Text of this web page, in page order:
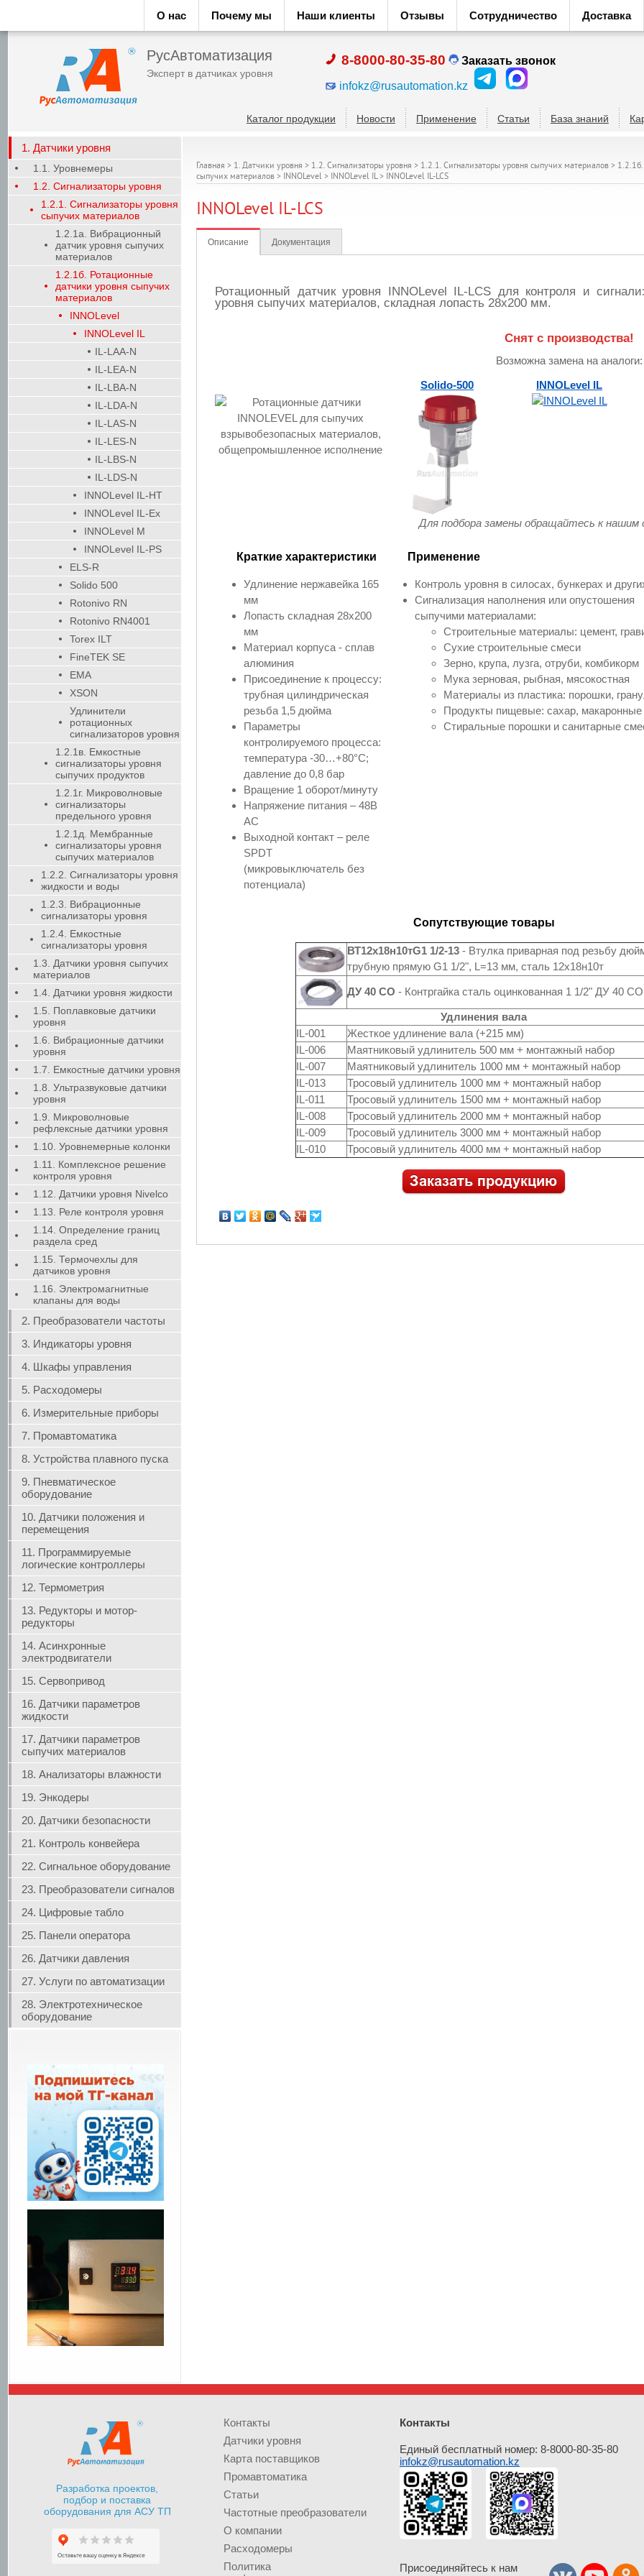
О нас Почему мы Наши клиенты Отзывы Сотрудничество Доставка
РусАвтоматизация
Эксперт в датчиках уровня
8-8000-80-35-80 Заказать звонок
infokz@rusautomation.kz
Каталог продукции Новости Применение Статьи База знаний
1. Датчики уровня
1.1. Уровнемеры
1.2. Сигнализаторы уровня
1.2.1. Сигнализаторы уровня
сыпучих материалов
1.2.1а. Вибрационный
датчик уровня сыпучих
материалов
1.2.1б. Ротационные
датчики уровня сыпучих
материалов
INNOLevel
INNOLevel IL
IL-LAA-N
IL-LEA-N
IL-LBA-N
IL-LDA-N
IL-LAS-N
IL-LES-N
IL-LBS-N
IL-LDS-N
INNOLevel IL-HT
INNOLevel IL-Ex
INNOLevel M
INNOLevel IL-PS
ELS-R
Solido 500
Rotonivo RN
Rotonivo RN4001
Torex ILT
FineTEK SE
EMA
XSON
Удлинители
ротационных
сигнализаторов уровня
1.2.1в. Емкостные
сигнализаторы уровня
сыпучих продуктов
1.2.1г. Микроволновые
сигнализаторы
предельного уровня
1.2.1д. Мембранные
сигнализаторы уровня
сыпучих материалов
1.2.2. Сигнализаторы уровня
жидкости и воды
1.2.3. Вибрационные
сигнализаторы уровня
1.2.4. Емкостные
сигнализаторы уровня
1.3. Датчики уровня сыпучих
материалов
1.4. Датчики уровня жидкости
1.5. Поплавковые датчики
уровня
1.6. Вибрационные датчики
уровня
1.7. Емкостные датчики уровня
1.8. Ультразвуковые датчики
уровня
1.9. Микроволновые
рефлексные датчики уровня
1.10. Уровнемерные колонки
1.11. Комплексное решение
контроля уровня
1.12. Датчики уровня Nivelco
1.13. Реле контроля уровня
1.14. Определение границ
раздела сред
1.15. Термочехлы для
датчиков уровня
1.16. Электромагнитные
клапаны для воды
2. Преобразователи частоты
3. Индикаторы уровня
4. Шкафы управления
5. Расходомеры
6. Измерительные приборы
7. Промавтоматика
8. Устройства плавного пуска
9. Пневматическое
оборудование
10. Датчики положения и
перемещения
11. Программируемые
логические контроллеры
12. Термометрия
13. Редукторы и мотор-
редукторы
14. Асинхронные
электродвигатели
15. Сервопривод
16. Датчики параметров
жидкости
17. Датчики параметров
сыпучих материалов
18. Анализаторы влажности
19. Энкодеры
20. Датчики безопасности
21. Контроль конвейера
22. Сигнальное оборудование
23. Преобразователи сигналов
24. Цифровые табло
25. Панели оператора
26. Датчики давления
27. Услуги по автоматизации
28. Электротехническое
оборудование
Главная > 1. Датчики уровня > 1.2. Сигнализаторы уровня > 1.2.1. Сигнализаторы уровня сыпучих материалов >
сыпучих материалов > INNOLevel > INNOLevel IL> INNOLevel IL-LCS
INNOLevel IL-LCS
Описание Документация
Ротационный датчик уровня INNOLevel IL-LCS для контроля и
уровня сыпучих материалов, складная лопасть 28х200 мм.
Снят с производства!
Возможна замена на аналоги:
Solido-500
INNOLevel IL
Для подбора замены обращайтесь к нашим
Краткие характеристики
Удлинение нержавейка 165
мм
Лопасть складная 28х200
мм
Материал корпуса - сплав
алюминия
Присоединение к процессу:
трубная цилиндрическая
резьба 1,5 дюйма
Параметры
контролируемого процесса:
температура -30…+80°С;
давление до 0,8 бар
Вращение 1 оборот/минуту
Напряжение питания – 48В
AC
Выходной контакт – реле
SPDT
(микровыключатель без
потенциала)
Применение
Контроль уровня в силосах, бункерах и
Сигнализация наполнения или опустошения
сыпучими материалами:
Строительные материалы: цемент,
Сухие строительные смеси
Зерно, крупа, лузга, отруби, комбикорм
Мука зерновая, рыбная, мясокостная
Материалы из пластика: порошки,
Продукты пищевые: сахар, макаронные
Стиральные порошки и санитарные
Сопутствующие товары
ВТ12x18н10тG1 1/2-13- Втулка приварная под резьбу
трубную прямую G1 1/2", L=13 мм, сталь 12х18н10т
ДУ 40 СО - Контргайка сталь оцинкованная 1 1/2" ДУ 40 СО
Удлинения вала
IL-001
Жесткое удлинение вала (+215 мм)
IL-006
Маятниковый удлинитель 500 мм + монтажный набор
IL-007
Маятниковый удлинитель 1000 мм + монтажный набор
IL-013
Тросовый удлинитель 1000 мм + монтажный набор
IL-011
Тросовый удлинитель 1500 мм + монтажный набор
IL-008
Тросовый удлинитель 2000 мм + монтажный набор
IL-009
Тросовый удлинитель 3000 мм + монтажный набор
IL-010
Тросовый удлинитель 4000 мм + монтажный набор
Разработка проектов,
подбор и поставка
оборудования для АСУ ТП
Контакты
Датчики уровня
Карта поставщиков
Промавтоматика
Статьи
Частотные преобразователи
О компании
Расходомеры
Политика
Контакты
Единый бесплатный номер: 8-8000-80-35-80
infokz@rusautomation.kz
Присоединяйтесь к нам